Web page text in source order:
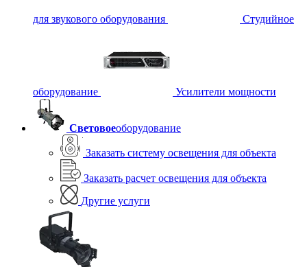
для звукового оборудования Студийное
оборудование Усилители мощности
Световоеоборудование
Заказать систему освещения для объекта
Заказать расчет освещения для объекта
Другие услуги